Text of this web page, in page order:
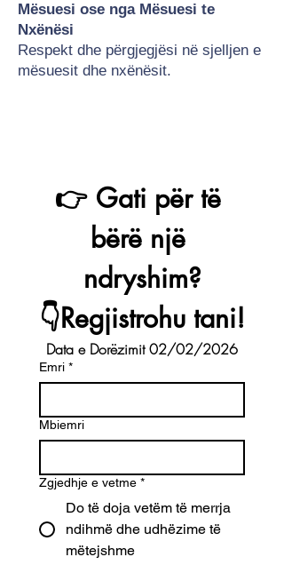
Mësuesi ose nga Mësuesi te
Nxënësi
Respekt dhe përgjegjësi në sjelljen e
mësuesit dhe nxënësit.
👉 Gati për të
bërë një
ndryshim?
👇Regjistrohu tani!
Data e Dorëzimit 02/02/2026
Emri *
Mbiemri
Zgjedhje e vetme *
Do të doja vetëm të merrja
ndihmë dhe udhëzime të
mëtejshme